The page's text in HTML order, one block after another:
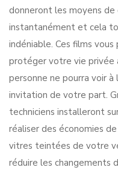
donneront les moyens
instantanément et cela
indéniable. Ces films
protéger votre vie privée
personne ne pourra voir
invitation de votre part.
techniciens installeront
réaliser des économies
vitres teintées de votre
réduire les changements